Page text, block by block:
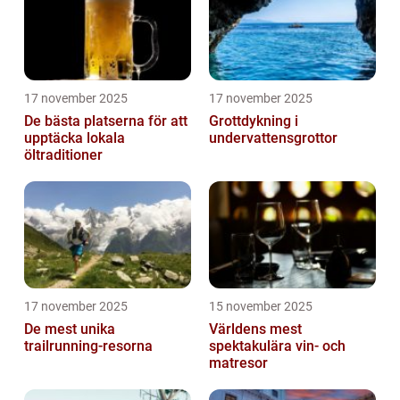
17 november 2025
De bästa platserna för att
upptäcka lokala
öltraditioner
17 november 2025
Grottdykning i
undervattensgrottor
17 november 2025
De mest unika
trailrunning-resorna
15 november 2025
Världens mest
spektakulära vin- och
matresor